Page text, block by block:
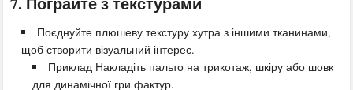
Поєднуйте плюшеву текстуру хутра з іншими тканинами,
щоб створити візуальний інтерес.
Приклад Накладіть пальто на трикотаж, шкіру або шовк
для динамічної гри фактур.